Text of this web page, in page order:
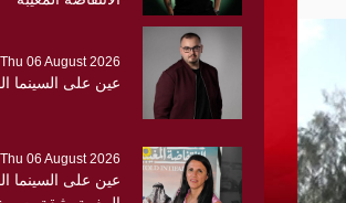
Thu 06 August 2026
عين على السينما
Thu 06 August 2026
عين على السينما